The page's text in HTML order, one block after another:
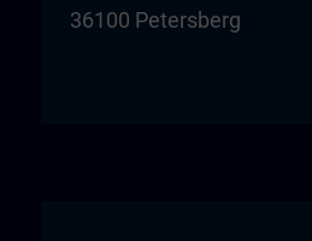
36100 Petersberg